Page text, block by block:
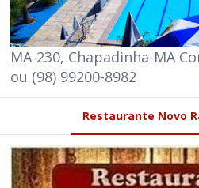
MA-230, Chapadinha-MA
ou (98) 99200-8982
Restaurante Novo